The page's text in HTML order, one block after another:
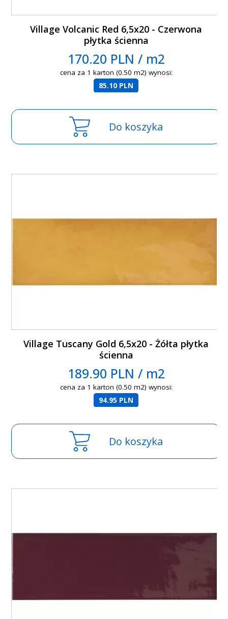
Village Volcanic Red 6,5x20 - Czerwona
płytka ścienna
170.20 PLN / m2
cena za 1 karton (0.50 m2) wynosi:
85.10 PLN
Do koszyka
Village Tuscany Gold 6,5x20 - Żółta płytka
ścienna
189.90 PLN / m2
cena za 1 karton (0.50 m2) wynosi:
94.95 PLN
Do koszyka